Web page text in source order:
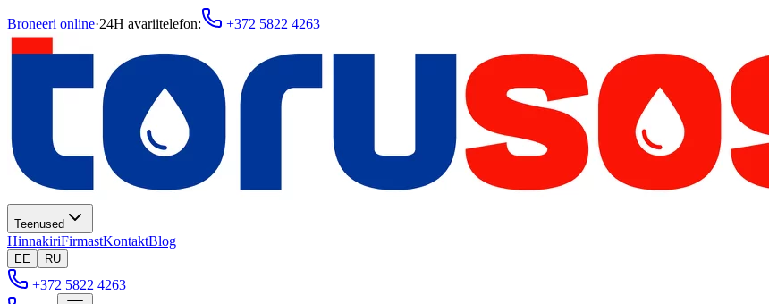
Broneeri online·24H avariitelefon: +372 5822 4263
Teenused
HinnakiriFirmastKontaktBlog
EE RU
+372 5822 4263